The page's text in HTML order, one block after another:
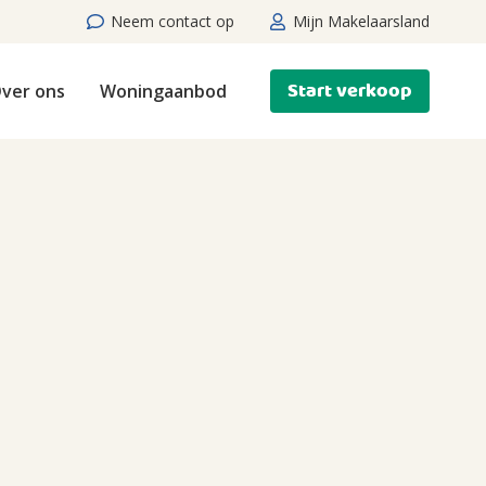
Neem contact op Mijn Makelaarsland
ons Woningaanbod Start verkoop